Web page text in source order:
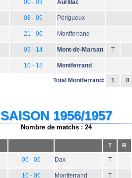
00 - 03 Aurillac
08 - 05 Périgueux
21 - 06 Montferrand
03 - 14 Mont-de-Marsan T
10 - 18 Montferrand
Total Montferrand: 1 0
SAISON 1956/1957
Nombre de matchs : 24
T R
06 - 06 Dax T
10 - 00 Montferrand T